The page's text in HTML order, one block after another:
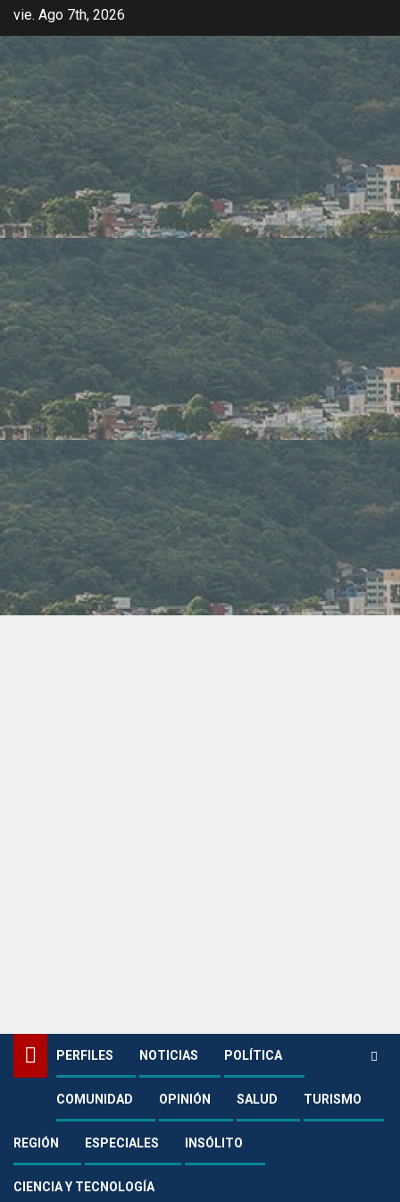
vie. Ago 7th, 2026
PERFILES NOTICIAS POLÍTICA
COMUNIDAD OPINIÓN SALUD TURISMO
REGIÓN ESPECIALES INSÓLITO
CIENCIA Y TECNOLOGÍA
Noticias
Cultura
Inscriba a sus hijos en los talleres de cultura del Parque de la Vida
Cofrem
Cultura